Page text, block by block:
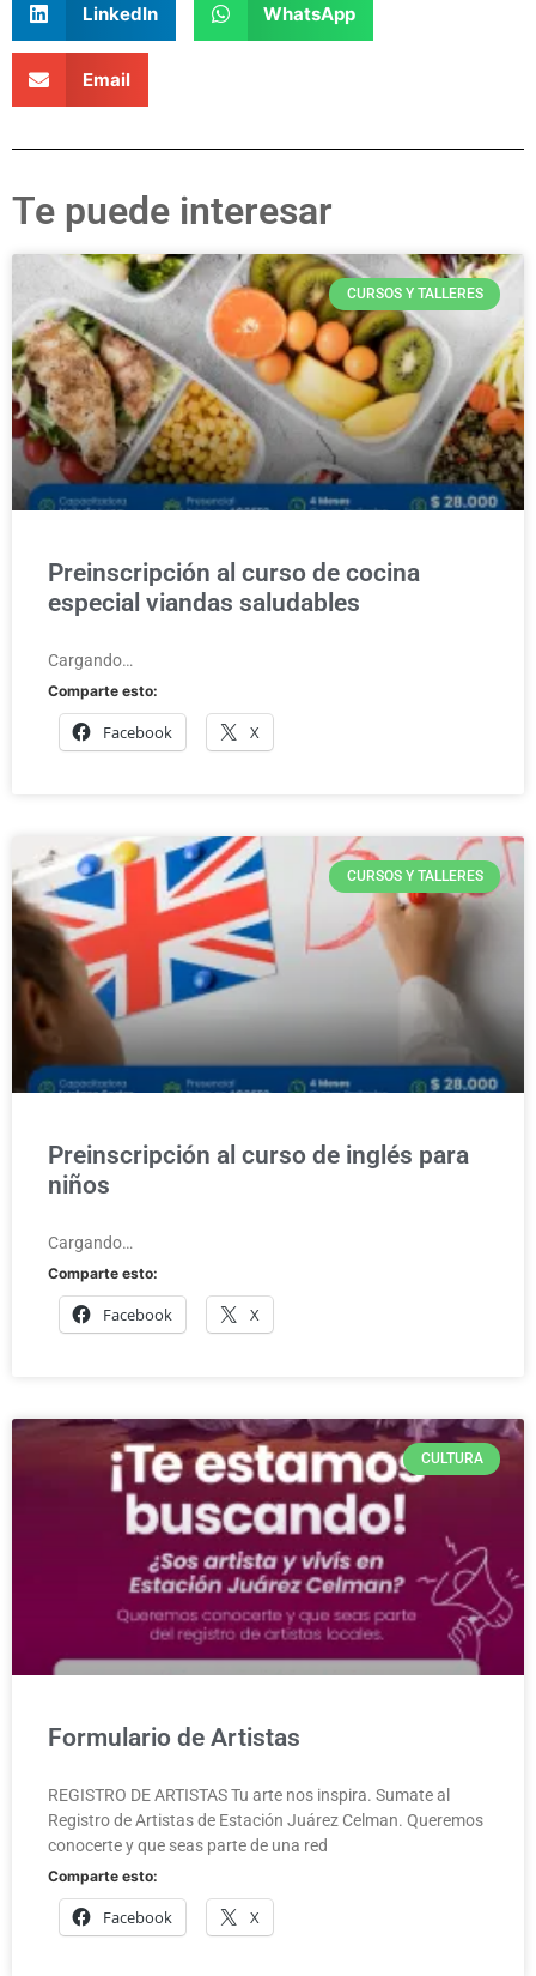
LinkedIn WhatsApp
Email
Te puede interesar
CURSOS Y TALLERES
Preinscripción al curso de cocina
especial viandas saludables
Cargando…
Comparte esto:
Facebook X
CURSOS Y TALLERES
Preinscripción al curso de inglés para
niños
Cargando…
Comparte esto:
Facebook X
CULTURA
Formulario de Artistas
REGISTRO DE ARTISTAS Tu arte nos inspira. Sumate al
Registro de Artistas de Estación Juárez Celman. Queremos
conocerte y que seas parte de una red
Comparte esto:
Facebook X